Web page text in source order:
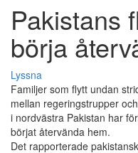
Pakistans
börja
Lyssna
Familjer som flytt undan
mellan regeringstrupper
i nordvästra Pakistan har
börjat återvända hem.
Det rapporterade